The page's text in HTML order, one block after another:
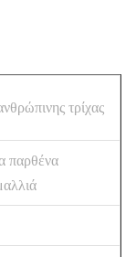
τρίχας
παρθένα